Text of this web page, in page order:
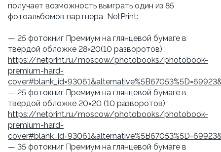
получает возможность выиграть один из 85
фотоальбомов партнера NetPrint:
— 25 фотокниг Премиум на глянцевой бумаге в
твердой обложке 28×20(10 разворотов) ;
https://netprint.ru/moscow/photobooks/photobook-
premium-hard-
— 25 фотокниг Премиум на глянцевой бумаге в
твердой обложке 20×20 (10 разворотов);
https://netprint.ru/moscow/photobooks/photobook-
premium-hard-
— 35 фотокниг Премиум на глянцевой бумаге в